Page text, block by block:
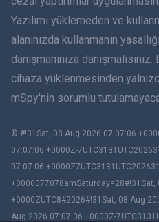
עברית
Română
Việt
BIR ÇIFT
Slovenčina
Yazılımı yüklemeden ve
alanınızda kullanmanın
danışmanınıza
cihaza yüklenmesinden
mSpy'nin sorumlu
© #!31Sat, 08 Aug 2026 07:07:06
07:07:06 +0000Z-
07:07:06
+0000077078amSaturday=28#!31Sat,
+0000ZUTC8#2026#!31Sat, 08 Aug
Aug 2026 07:07:06 +0000Z-